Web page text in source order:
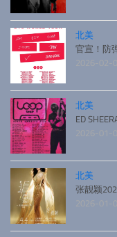
北美
官宣！防
2026-02-
北美
ED
2026-01-
北美
张靓颖
2026-01-